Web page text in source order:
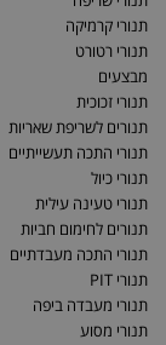
תנורי קרמיקה
תנורי רטורט
מבצעים
תנורי זכוכית
תנורים לשריפת שאריות
תנורי התכה תעשייתיים
תנורי כיול
תנורי טעינה עילית
תנורים לחימום חביות
תנורי התכה מעבדתיים
תנורי PIT
תנורי מעבדה ביפה
תנורי מסוע